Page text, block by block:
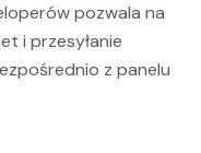
pozwala na
i przesyłanie
z panelu